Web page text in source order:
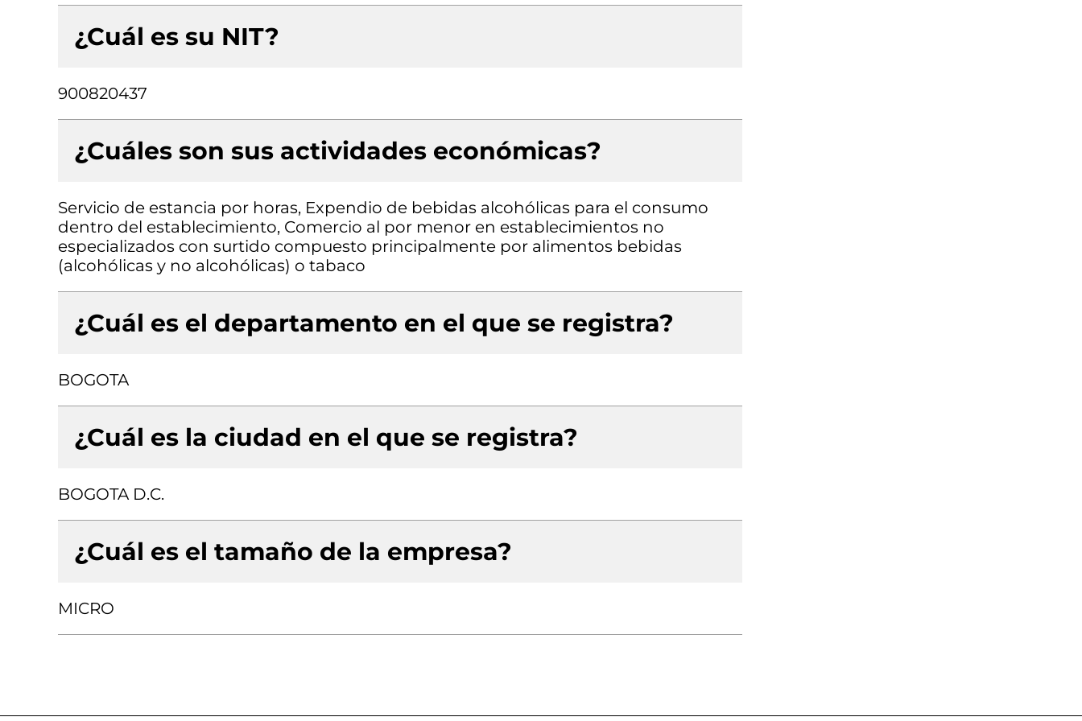
¿Cuál es su NIT?
900820437
¿Cuáles son sus actividades económicas?
Servicio de estancia por horas, Expendio de bebidas alcohólicas para el consumo
dentro del establecimiento, Comercio al por menor en establecimientos no
especializados con surtido compuesto principalmente por alimentos bebidas
(alcohólicas y no alcohólicas) o tabaco
¿Cuál es el departamento en el que se registra?
BOGOTA
¿Cuál es la ciudad en el que se registra?
BOGOTA D.C.
¿Cuál es el tamaño de la empresa?
MICRO